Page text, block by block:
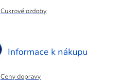
Cukrové ozdoby
Informace k nákupu
Ceny dopravy